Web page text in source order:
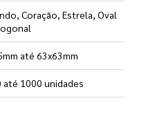
Coração, Estrela, Oval
até 63x63mm
até 1000 unidades